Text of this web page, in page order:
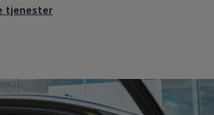
tjenester